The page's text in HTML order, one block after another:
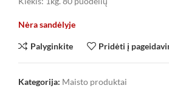
Nėra sandėlyje
Palyginkite Pridėti į
Kategorija: Maisto produktai